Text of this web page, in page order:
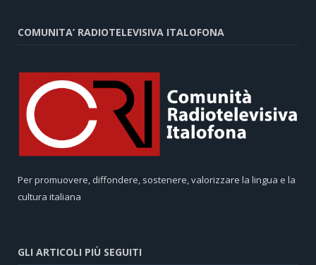
COMUNITA’ RADIOTELEVISIVA ITALOFONA
Per promuovere, diffondere, sostenere, valorizzare la lingua e la
cultura italiana
GLI ARTICOLI PIÙ SEGUITI